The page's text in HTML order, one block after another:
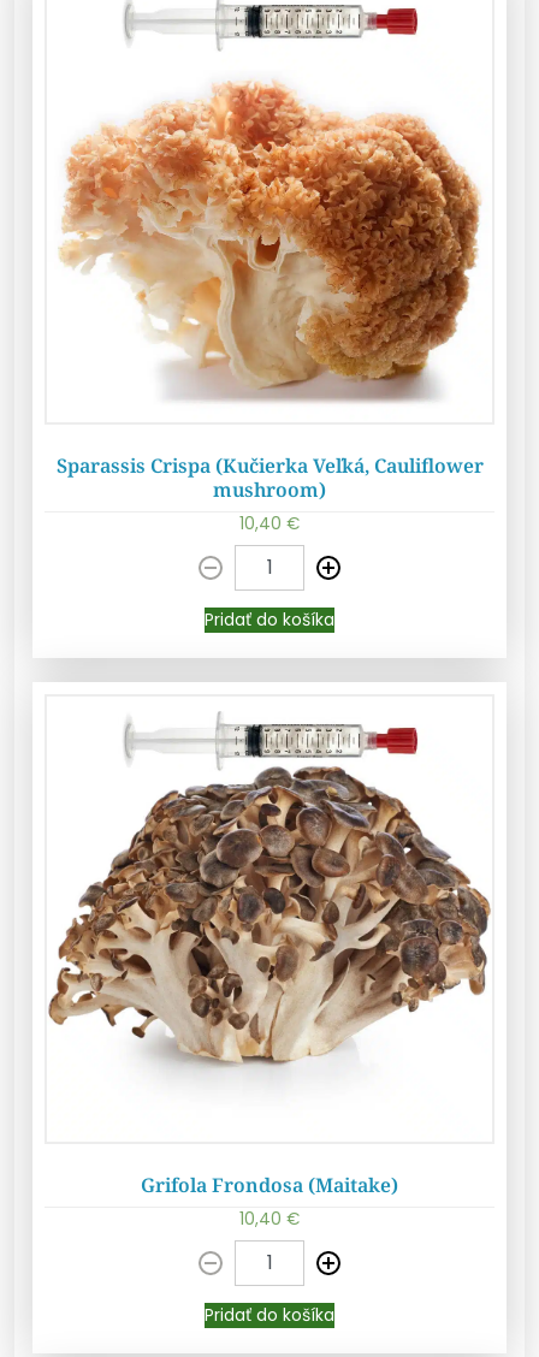
Pridať do košíka
Sparassis Crispa (Kučierka Veľká, Cauliflower
mushroom)
10,40 €
Pridať do košíka
Pridať do košíka
Grifola Frondosa (Maitake)
10,40 €
Pridať do košíka